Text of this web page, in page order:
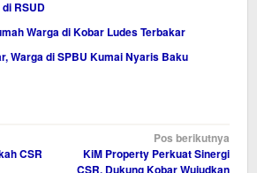
RSUD
Warga di Kobar Ludes Terbakar
Warga di SPBU Kumai Nyaris Baku
CSR
Pos berikutnya
KiM Property Perkuat Sinergi
CSR, Dukung Kobar Wujudkan